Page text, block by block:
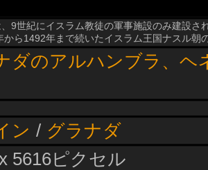
9世紀にイスラム教徒の軍事施設のみ建設
から1492年まで続いたイスラム王国ナスル朝
ダのアルハンブラ、ヘ
ン / グラナダ
5616ピクセル